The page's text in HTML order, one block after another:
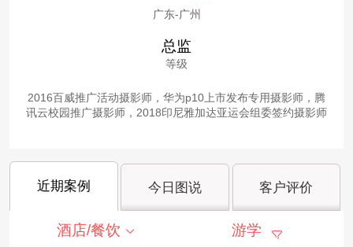
广东-广州
总监
等级
2016百威推广活动摄影师，华为p10上市发布专用摄影师，腾
讯云校园推广摄影师，2018印尼雅加达亚运会组委签约摄影师
近期案例 今日图说 客户评价
酒店/餐饮 游学